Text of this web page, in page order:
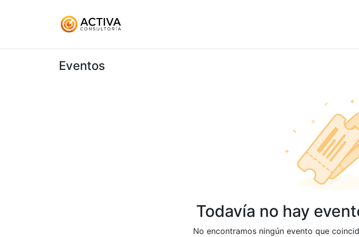
Eventos
Todavía no hay
No encontramos ningún evento que